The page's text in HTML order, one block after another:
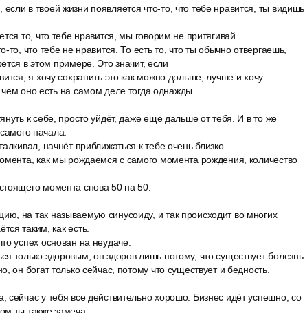
в твоей жизни появляется что-то, что тебе нравится, ты видишь
то, что тебе нравится, мы говорим не притягивай.
то, что тебе не нравится. То есть то, что ты обычно отвергаешь,
в этом примере. Это значит, если
я хочу сохранить это как можно дольше, лучше и хочу
оно есть на самом деле тогда однажды.
к себе, просто уйдёт, даже ещё дальше от тебя. И в то же
начала.
начнёт приближаться к тебе очень близко.
как мы рождаемся с самого момента рождения, количество
момента снова 50 на 50.
на так называемую синусоиду, и так происходит во многих
таким, как есть.
успех основан на неудаче.
только здоровым, он здоров лишь потому, что существует болезнь.
он богат только сейчас, потому что существует и бедность.
у тебя все действительно хорошо. Бизнес идёт успешно, со